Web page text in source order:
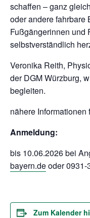
schaffen – ganz
oder andere fahrbare
Fußgängerinnen und
selbstverständlich
Veronika Reith,
der DGM Würzburg,
begleiten.
nähere Informationen
Anmeldung:
bis 10.06.2026 bei
bayern.deoder 0931-
Zum Kalender